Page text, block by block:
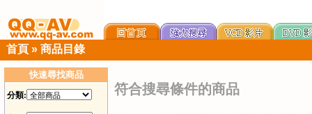
首頁 » 商品目錄
快速尋找商品
分類: 符合搜尋條件的商品